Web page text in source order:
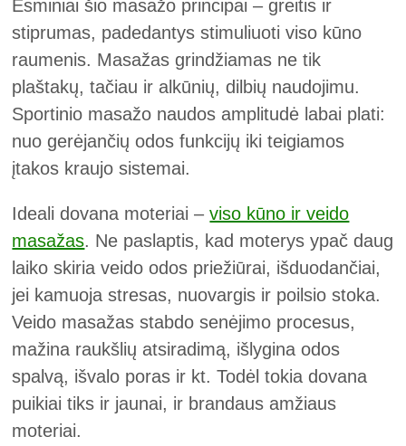
Esminiai šio masažo principai – greitis ir
stiprumas, padedantys stimuliuoti viso kūno
raumenis. Masažas grindžiamas ne tik
plaštakų, tačiau ir alkūnių, dilbių naudojimu.
Sportinio masažo naudos amplitudė labai plati:
nuo gerėjančių odos funkcijų iki teigiamos
įtakos kraujo sistemai.
Ideali dovana moteriai –viso kūno ir veido
masažas. Ne paslaptis, kad moterys ypač daug
laiko skiria veido odos priežiūrai, išduodančiai,
jei kamuoja stresas, nuovargis ir poilsio stoka.
Veido masažas stabdo senėjimo procesus,
mažina raukšlių atsiradimą, išlygina odos
spalvą, išvalo poras ir kt. Todėl tokia dovana
puikiai tiks ir jaunai, ir brandaus amžiaus
moteriai.